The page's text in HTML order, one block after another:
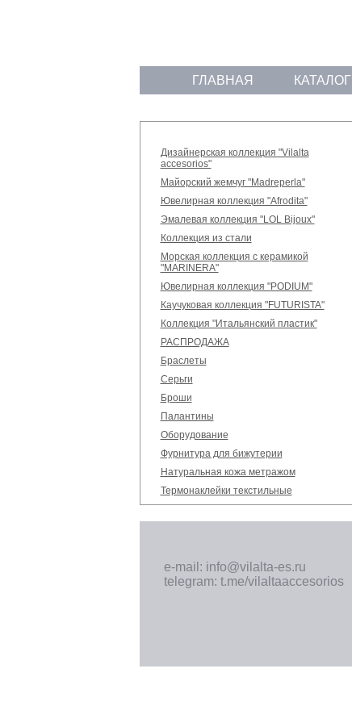
ГЛАВНАЯ КАТАЛОГ
Дизайнерская коллекция "Vilalta
accesorios"
Майорский жемчуг "Madreperla"
Ювелирная коллекция "Afrodita"
Эмалевая коллекция "LOL Bijoux"
Коллекция из стали
Морская коллекция с керамикой
"MARINERA"
Ювелирная коллекция "PODIUM"
Каучуковая коллекция "FUTURISTA"
Коллекция "Итальянский пластик"
РАСПРОДАЖА
Браслеты
Серьги
Броши
Палантины
Оборудование
Фурнитура для бижутерии
Натуральная кожа метражом
Термонаклейки текстильные
e-mail: info@vilalta-es.ru
telegram: t.me/vilaltaaccesorios